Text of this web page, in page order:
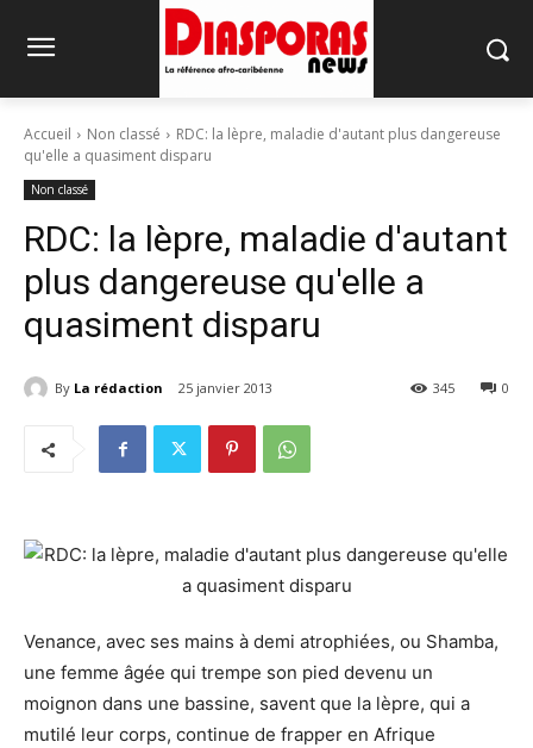
Accueil Non classé
RDC: la lèpre, maladie d'autant plus dangereuse
qu'elle a quasiment disparu
Non classé
RDC: la lèpre, maladie d'autant
plus dangereuse qu'elle a
quasiment disparu
By La rédaction 25 janvier 2013 0
345
Venance, avec ses mains à demi atrophiées, ou Shamba,
une femme âgée qui trempe son pied devenu un
moignon dans une bassine, savent que la lèpre, qui a
mutilé leur corps, continue de frapper en Afrique